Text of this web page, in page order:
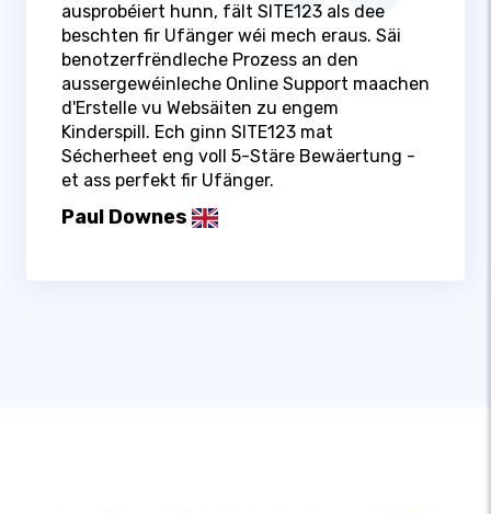
ausprobéiert hunn, fält SITE123 als dee
beschten fir Ufänger wéi mech eraus. Säi
benotzerfrëndleche Prozess an den
aussergewéinleche Online Support maachen
d'Erstelle vu Websäiten zu engem
Kinderspill. Ech ginn SITE123 mat
Sécherheet eng voll 5-Stäre Bewäertung -
et ass perfekt fir Ufänger.
Paul Downes